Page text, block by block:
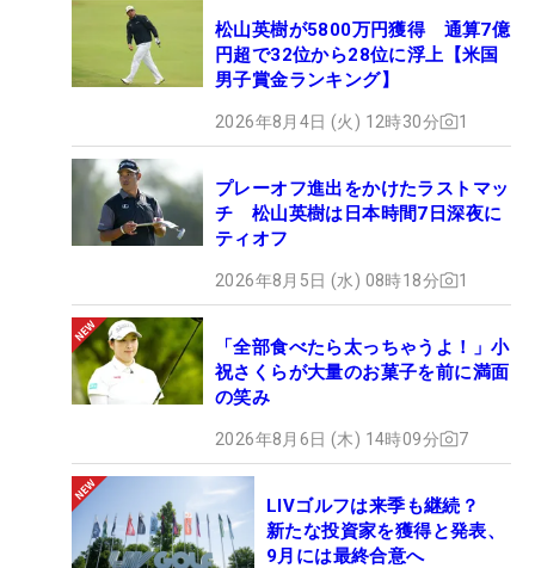
松山英樹が5800万円獲得 通算7億
円超で32位から28位に浮上【米国
男子賞金ランキング】
2026年8月4日 (火) 12時30分 1
プレーオフ進出をかけたラストマッ
チ 松山英樹は日本時間7日深夜に
ティオフ
2026年8月5日 (水) 08時18分 1
「全部食べたら太っちゃうよ！」小
祝さくらが大量のお菓子を前に満面
の笑み
2026年8月6日 (木) 14時09分 7
LIVゴルフは来季も継続？
新たな投資家を獲得と発表、
9月には最終合意へ